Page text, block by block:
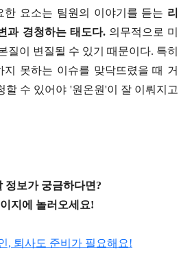
한 요소는 팀원의 이야기를 듣는 리
과 경청하는 태도다. 의무적으로 미
질이 변질될 수 있기 때문이다. 특히
지 못하는 이슈를 맞닥뜨렸을 때 거
할 수 있어야 '원온원'이 잘 이뤄지고
정보가 궁금하다면?
지에 놀러오세요!
, 퇴사도 준비가 필요해요!